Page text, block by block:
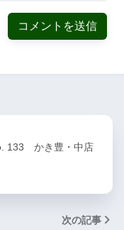
133 かき豊・中店
次の記事